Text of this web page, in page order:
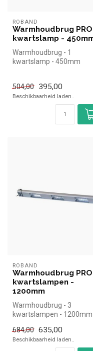
ROBAND
Warmhoudbrug PRO
kwartslamp -
Warmhoudbrug - 1
kwartslamp - 450mm
504,00 395,00
Beschikbaarheid laden..
ROBAND
Warmhoudbrug
kwartslampen -
1200mm
Warmhoudbrug - 3
kwartslampen - 1200mm |
de horeca....
684,00 635,00
Beschikbaarheid laden..